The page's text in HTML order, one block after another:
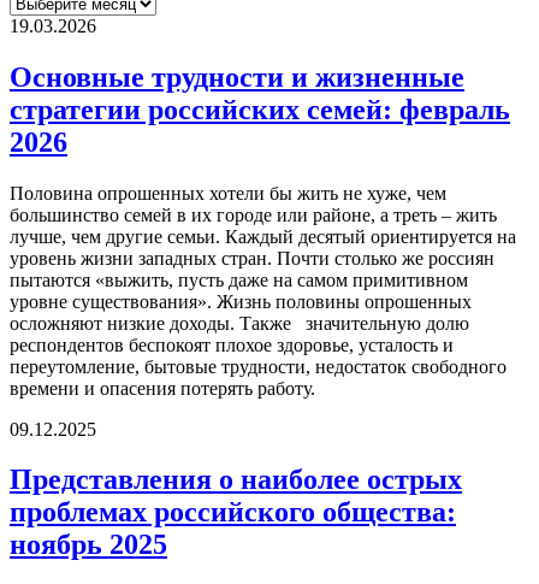
19.03.2026
Основные трудности и жизненные
стратегии российских семей: февраль
2026
Половина опрошенных хотели бы жить не хуже, чем
большинство семей в их городе или районе, а треть – жить
лучше, чем другие семьи. Каждый десятый ориентируется на
уровень жизни западных стран. Почти столько же россиян
пытаются «выжить, пусть даже на самом примитивном
уровне существования». Жизнь половины опрошенных
осложняют низкие доходы. Также значительную долю
респондентов беспокоят плохое здоровье, усталость и
переутомление, бытовые трудности, недостаток свободного
времени и опасения потерять работу.
09.12.2025
Представления о наиболее острых
проблемах российского общества:
ноябрь 2025